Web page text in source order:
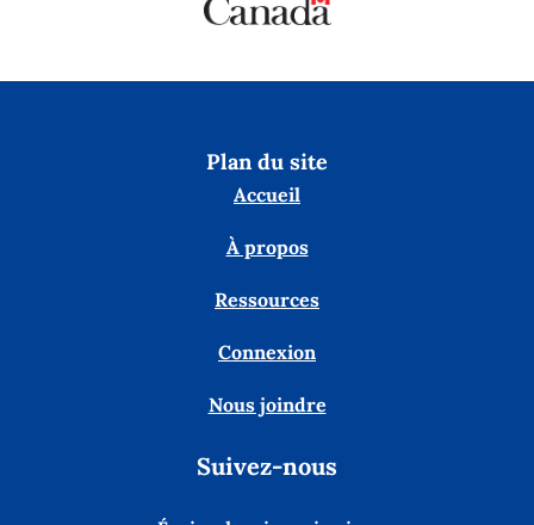
Plan du site
Accueil
À propos
Ressources
Connexion
Nous joindre
Suivez-nous